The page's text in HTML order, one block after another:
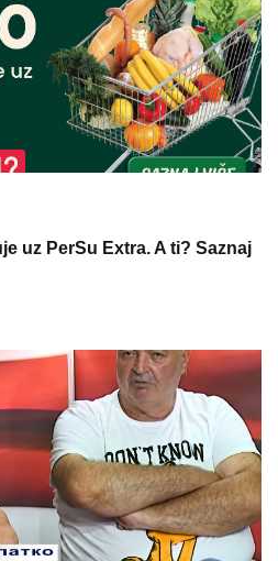
uz PerSu Extra. A ti? Saznaj